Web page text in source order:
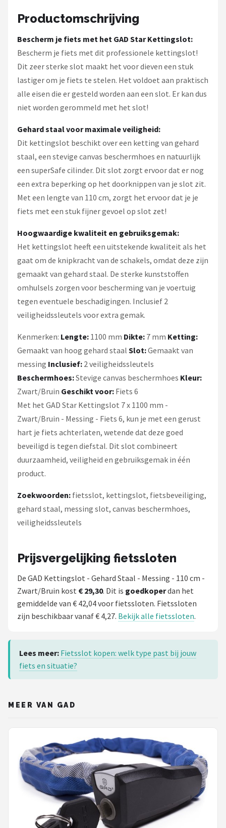
Alle merken →
Productomschrijving
Bescherm je fiets met het GAD Star Kettingslot:
Bescherm je fiets met dit professionele kettingslot!
Dit zeer sterke slot maakt het voor dieven een stuk
lastiger om je fiets te stelen. Het voldoet aan praktisch
alle eisen die er gesteld worden aan een slot. Er kan dus
niet worden gerommeld met het slot!
Gehard staal voor maximale veiligheid:
Dit kettingslot beschikt over een ketting van gehard
staal, een stevige canvas beschermhoes en natuurlijk
een superSafe cilinder. Dit slot zorgt ervoor dat er nog
een extra beperking op het doorknippen van je slot zit.
Met een lengte van 110 cm, zorgt het ervoor dat je je
fiets met een stuk fijner gevoel op slot zet!
Hoogwaardige kwaliteit en gebruiksgemak:
Het kettingslot heeft een uitstekende kwaliteit als het
gaat om de knipkracht van de schakels, omdat deze zijn
gemaakt van gehard staal. De sterke kunststoffen
omhulsels zorgen voor bescherming van je voertuig
tegen eventuele beschadigingen. Inclusief 2
veiligheidssleutels voor extra gemak.
Kenmerken: Lengte: 1100 mm Dikte: 7 mm Ketting:
Gemaakt van hoog gehard staal Slot:Gemaakt van
messing Inclusief: 2 veiligheidssleutels
Beschermhoes:Stevige canvas beschermhoes Kleur:
Zwart/Bruin Geschikt voor: Fiets 6
Met het GAD Star Kettingslot 7 x 1100 mm -
Zwart/Bruin - Messing - Fiets 6, kun je met een gerust
hart je fiets achterlaten, wetende dat deze goed
beveiligd is tegen diefstal. Dit slot combineert
duurzaamheid, veiligheid en gebruiksgemak in één
product.
Zoekwoorden: fietsslot, kettingslot, fietsbeveiliging,
gehard staal, messing slot, canvas beschermhoes,
veiligheidssleutels
Prijsvergelijking fietssloten
De GAD Kettingslot - Gehard Staal - Messing - 110 cm -
Zwart/Bruin kost € 29,30. Dit is goedkoperdan het
gemiddelde van € 42,04 voor fietssloten. Fietssloten
zijn beschikbaar vanaf € 4,27. Bekijk alle fietssloten.
Lees meer: Fietsslot kopen: welk type past bij jouw
fiets en situatie?
MEER VAN GAD